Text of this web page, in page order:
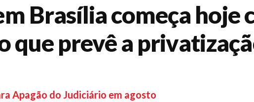
Brasília começa hoje
que prevê a
Apagão do Judiciário em agosto